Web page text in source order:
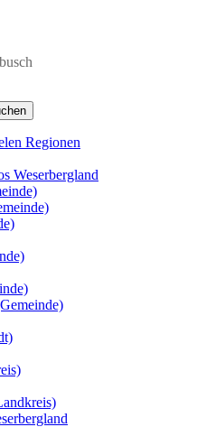
Regionen
Weserbergland